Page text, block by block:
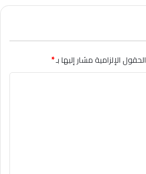
الحقول الإلزامية مشار إليها بـ*